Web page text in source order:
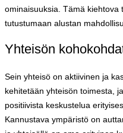
ominaisuuksia. Tämä kiehtova
tutustumaan alustan
Yhteisön
Sein yhteisö on aktiivinen ja
kehitetään yhteisön toimesta,
positiivista keskustelua
Kannustava ympäristö on